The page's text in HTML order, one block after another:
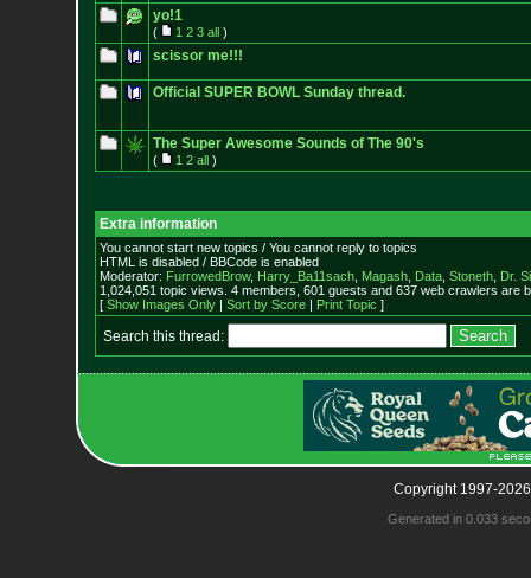
yo!1
( 1 2 3 all)
scissor me!!!
Official SUPER BOWL Sunday thread.
The Super Awesome Sounds of The 90's
( 1 2 all)
Extra information
You cannot start new topics / You cannot reply to topics
HTML is disabled / BBCode is enabled
Moderator: FurrowedBrow, Harry_Ba11sach, Magash, Data, Stoneth, Dr.
1,024,051 topic views. 4 members, 601 guests and 637 web crawlers are
[ Show Images Only| Sort by Score| Print Topic ]
Search this thread:
Copyright 1997-
Generated in 0.033